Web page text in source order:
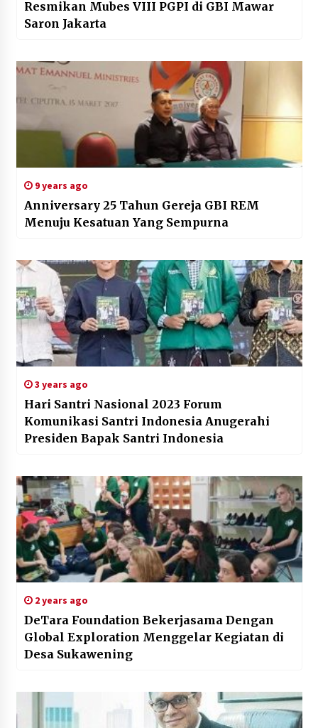
Resmikan Mubes VIII PGPI di GBI Mawar
Saron Jakarta
9 years ago
Anniversary 25 Tahun Gereja GBI REM
Menuju Kesatuan Yang Sempurna
3 years ago
Hari Santri Nasional 2023 Forum
Komunikasi Santri Indonesia Anugerahi
Presiden Bapak Santri Indonesia
2 years ago
DeTara Foundation Bekerjasama Dengan
Global Exploration Menggelar Kegiatan di
Desa Sukawening